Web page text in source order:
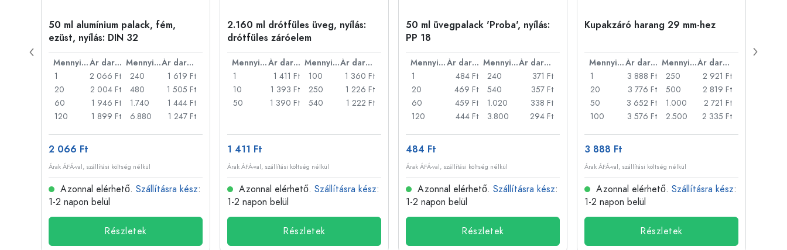
50 ml alumínium palack, fém,
ezüst, nyílás: DIN 32
Mennyiség Ár darabonként Mennyiség
Ár darabonként
1
2 066 Ft
20
2 004 Ft
60
1 946 Ft
120
1 899 Ft
240
1 619 Ft
480
1 505 Ft
1.740
1 444 Ft
6.880
1 247 Ft
2 066 Ft
Árak ÁFÁ-val, szállítási költség nélkül
Azonnal elérhető. Szállításra kész:
1-2 napon belül
Részletek
2.160 ml drótfüles üveg, nyílás:
drótfüles záróelem
Mennyiség Ár darabonként Mennyiség
Ár darabonként
1
1 411 Ft
10
1 393 Ft
50
1 390 Ft
100
1 360 Ft
250
1 226 Ft
540
1 222 Ft
1 411 Ft
Árak ÁFÁ-val, szállítási költség nélkül
Azonnal elérhető. Szállításra kész:
1-2 napon belül
Részletek
50 ml üvegpalack 'Proba', nyílás:
PP 18
Mennyiség Ár darabonként Mennyiség
Ár darabonként
1
484 Ft
20
469 Ft
60
459 Ft
120
444 Ft
240
371 Ft
540
357 Ft
1.020
338 Ft
3.800
294 Ft
484 Ft
Árak ÁFÁ-val, szállítási költség nélkül
Azonnal elérhető. Szállításra kész:
1-2 napon belül
Részletek
Kupakzáró harang 29 mm-hez
Mennyiség Ár darabonként Mennyiség
Ár darabonként
1
3 888 Ft
20
3 776 Ft
50
3 652 Ft
100
3 576 Ft
250
2 921 Ft
500
2 819 Ft
1.000
2 721 Ft
2.500
2 335 Ft
3 888 Ft
Árak ÁFÁ-val, szállítási költség nélkül
Azonnal elérhető. Szállításra kész:
1-2 napon belül
Részletek